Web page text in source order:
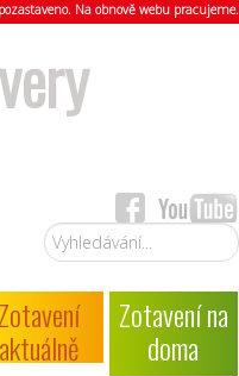
Na obnově webu pracujeme.
Vyhledávání...
Zotavení
aktuálně
Zotavení na
doma